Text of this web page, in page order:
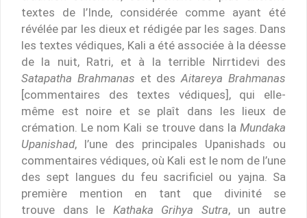
textes de l’Inde, considérée comme ayant été
révélée par les dieux et rédigée par les sages. Dans
les textes védiques, Kali a été associée à la déesse
de la nuit, Ratri, et à la terrible Nirrtidevi des
Satapatha Brahmanas et desAitareya Brahmanas
[commentaires des textes védiques], qui elle-
même est noire et se plaît dans les lieux de
crémation. Le nom Kali se trouve dans la Mundaka
Upanishad, l’une des principales Upanishads ou
commentaires védiques, où Kali est le nom de l’une
des sept langues du feu sacrificiel ou yajna. Sa
première mention en tant que divinité se
trouve dans le Kathaka Grihya Sutra, un autre